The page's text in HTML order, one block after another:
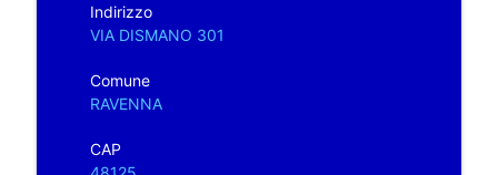
Indirizzo
VIA DISMANO 301
Comune
RAVENNA
CAP